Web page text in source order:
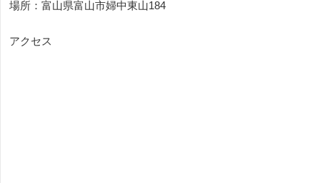
場所：富山県富山市婦中東山184
アクセス